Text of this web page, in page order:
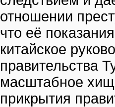
отношении
что её
китайское
правительства
масштабное
прикрытия